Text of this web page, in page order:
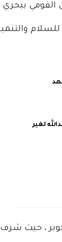
ببحري
للسلام
لغير
، حيث شرف